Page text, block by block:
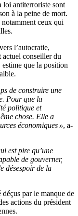
loi antiterroriste sont
à la peine de mort.
ceux qui
l’autocratie,
conseiller du
que la position
de construire une
Pour que la
politique et
chose. Elle a
économiques », a-
est pire qu’une
de gouverner,
désespoir de la
par le manque de
actions du président